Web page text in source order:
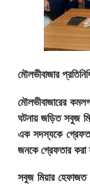
মৌলভীবাজার
মৌলভীবাজারের
ঘটনায় জড়িত সবুজ
এক সদস্যকে
জনকে গ্রেফতার করা
সবুজ মিয়ার